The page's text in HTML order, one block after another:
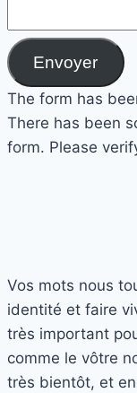
Envoyer
The form has
There has been
form. Please
Vos mots nous
identité et faire
très important
comme le vôtre
très bientôt, et